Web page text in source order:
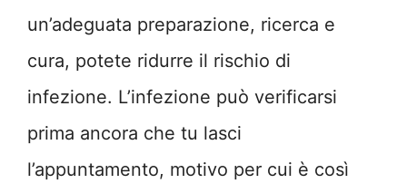
un’adeguata preparazione, ricerca e
cura, potete ridurre il rischio di
infezione. L’infezione può verificarsi
prima ancora che tu lasci
l’appuntamento, motivo per cui è così